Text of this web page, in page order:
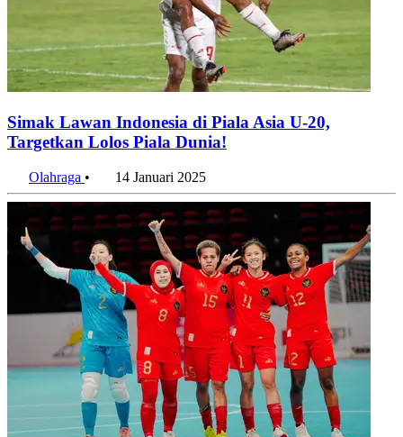
Simak Lawan Indonesia di Piala Asia U-20,
Targetkan Lolos Piala Dunia!
Olahraga • 14 Januari 2025